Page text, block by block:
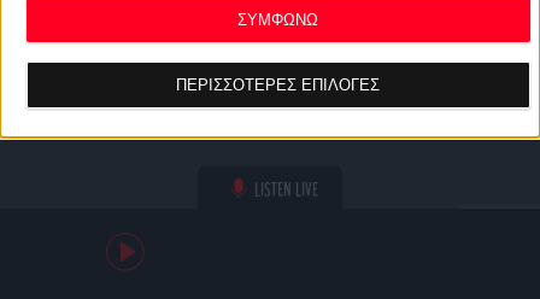
ανακαλέσετε τη συγκατάθεσή σας ανά πάσα στιγμή
επιστρέφοντας σε αυτόν τον ιστότοπο και κάνοντας κλικ στο
κουμπί "Απορρήτου" στο κάτω μέρος της ιστοσελίδας.
ΠΕΡΙΣΣΟΤΕΡΕΣ ΕΠΙΛΟΓΕΣ
ΣΥΜΦΩΝΩ
LISTEN LIVE